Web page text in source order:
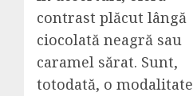
contrast plăcut lângă
ciocolată neagră sau
caramel sărat. Sunt,
totodată, o modalitate